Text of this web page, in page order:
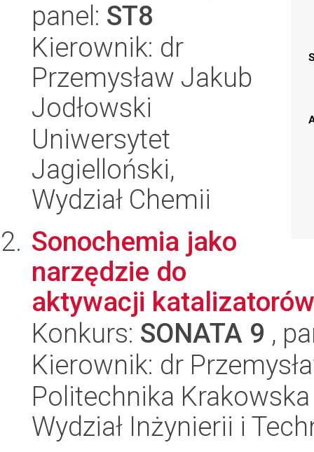
panel: ST8
Kierownik: dr
Przemysław Jakub
Jodłowski
Uniwersytet
Jagielloński,
Wydział Chemii
Sonochemia jako
narzędzie do
aktywacji
Konkurs: SONATA 9 ,
Kierownik: dr
Politechnika
Wydział Inżynierii i